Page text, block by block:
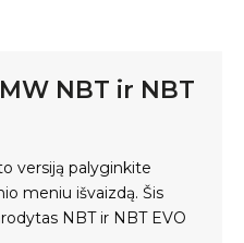
NBT ir NBT
versiją palyginkite
meniu išvaizdą. Šis
NBT ir NBT EVO